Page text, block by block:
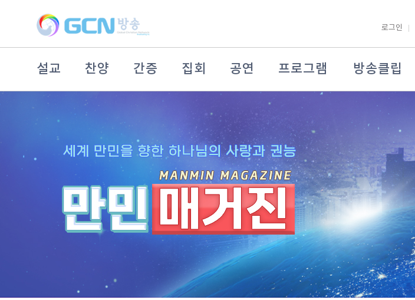
로그인
설교 찬양 간증 집회 공연 프로그램 방송클립